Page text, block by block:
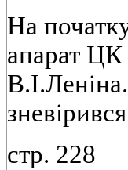
На
апарат
стр. 228